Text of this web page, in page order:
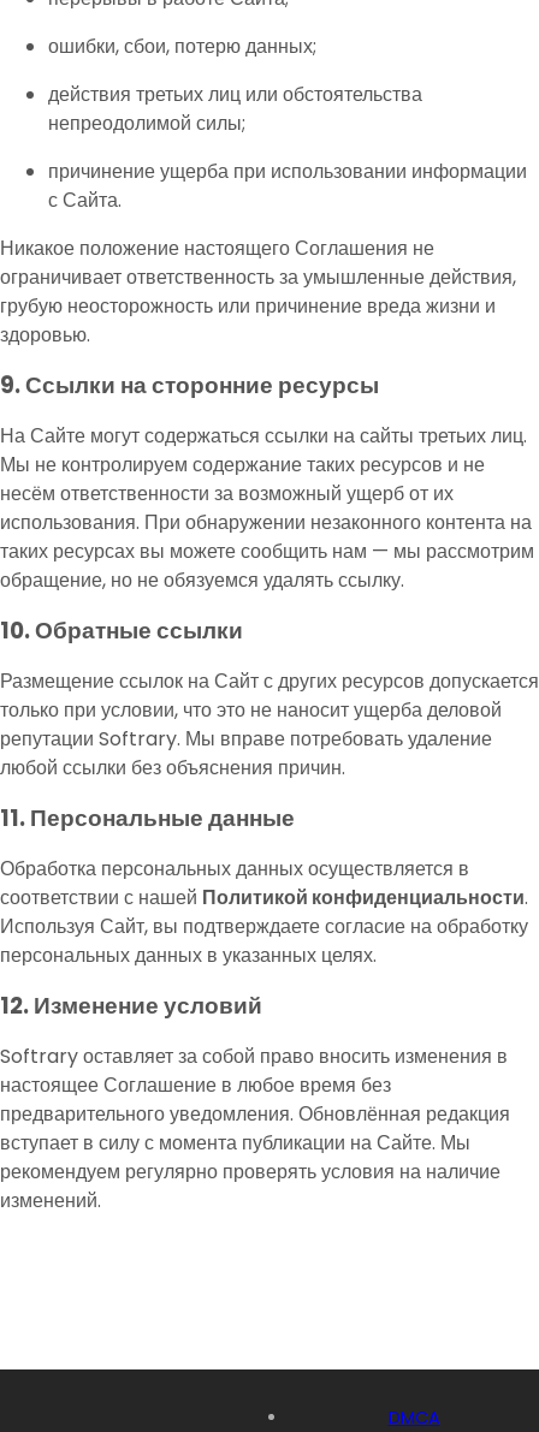
ошибки, сбои, потерю данных;
действия третьих лиц или обстоятельства
непреодолимой силы;
причинение ущерба при использовании информации
с Сайта.
Никакое положение настоящего Соглашения не
ограничивает ответственность за умышленные действия,
грубую неосторожность или причинение вреда жизни и
здоровью.
9. Ссылки на сторонние ресурсы
На Сайте могут содержаться ссылки на сайты третьих лиц.
Мы не контролируем содержание таких ресурсов и не
несём ответственности за возможный ущерб от их
использования. При обнаружении незаконного контента на
таких ресурсах вы можете сообщить нам — мы рассмотрим
обращение, но не обязуемся удалять ссылку.
10. Обратные ссылки
Размещение ссылок на Сайт с других ресурсов допускается
только при условии, что это не наносит ущерба деловой
репутации Softrary. Мы вправе потребовать удаление
любой ссылки без объяснения причин.
11. Персональные данные
Обработка персональных данных осуществляется в
соответствии с нашей Политикой конфиденциальности.
Используя Сайт, вы подтверждаете согласие на обработку
персональных данных в указанных целях.
12. Изменение условий
Softrary оставляет за собой право вносить изменения в
настоящее Соглашение в любое время без
предварительного уведомления. Обновлённая редакция
вступает в силу с момента публикации на Сайте. Мы
рекомендуем регулярно проверять условия на наличие
изменений.
DMCA